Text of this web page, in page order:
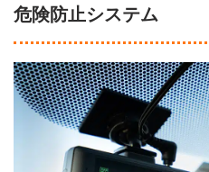
危険防止システム